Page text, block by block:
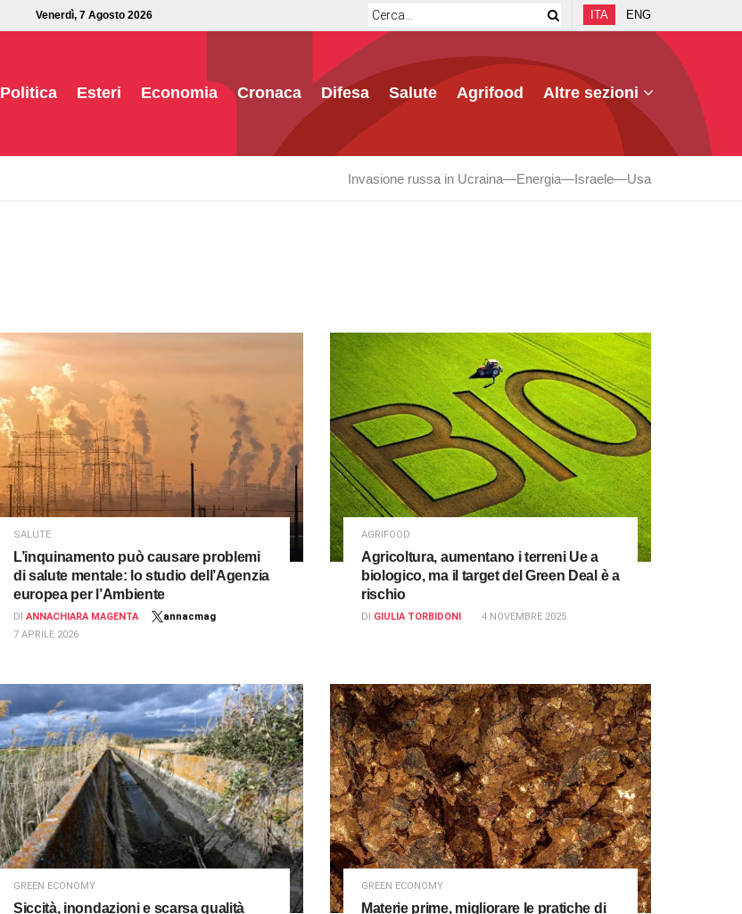
Venerdì, 7 Agosto 2026 ITA ENG
Politica Esteri Economia Cronaca Difesa Salute Agrifood Altre sezioni
Invasione russa in Ucraina Energia Israele Usa
SALUTE
L’inquinamento può causare problemi
di salute mentale: lo studio dell’Agenzia
europea per l’Ambiente
DI ANNACHIARA MAGENTA
annacmag
7 APRILE 2026
AGRIFOOD
Agricoltura, aumentano i terreni Ue a
biologico, ma il target del Green Deal è a
rischio
DI GIULIA TORBIDONI 4 NOVEMBRE 2025
GREEN ECONOMY
Siccità, inondazioni e scarsa qualità
GREEN ECONOMY
Materie prime, migliorare le pratiche di